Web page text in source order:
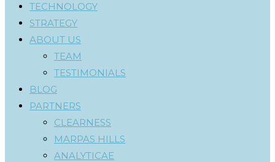
TECHNOLOGY
STRATEGY
ABOUT US
TEAM
TESTIMONIALS
BLOG
PARTNERS
CLEARNESS
MARPAS HILLS
ANALYTICAE